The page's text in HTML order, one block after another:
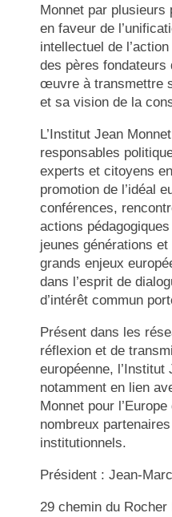
Monnet par plusieurs
en faveur de
intellectuel de
des pères fondateurs
œuvre à transmettre
et sa vision de la
L’Institut Jean
responsables
experts et citoyens
promotion de l’idéal
conférences,
actions
jeunes générations
grands enjeux
dans l’esprit de
d’intérêt commun
Présent dans les
réflexion et de
européenne,
notamment en lien
Monnet pour
nombreux
institutionnels.
Président : Jean-
29 chemin du Rocher